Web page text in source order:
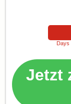
Days
Jetzt